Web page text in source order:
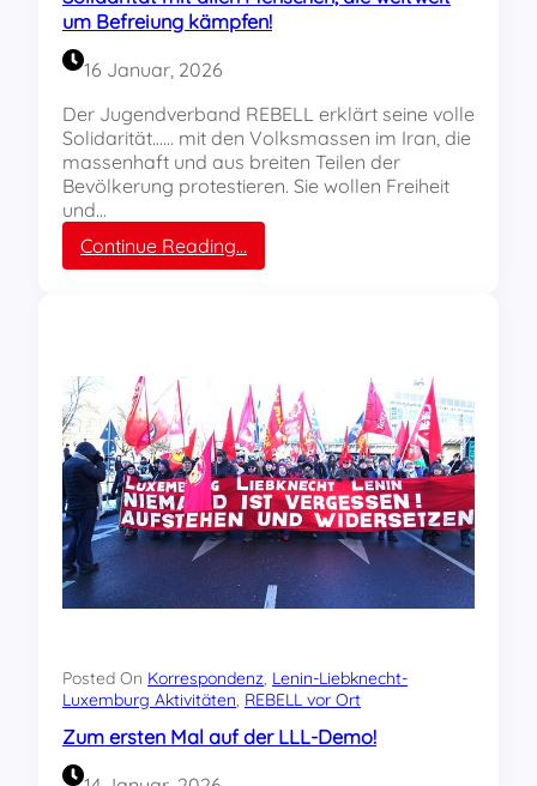
n
e
e
2
0
2
6
um Befreiung kämpfen!
16 Januar, 2026
Der Jugendverband REBELL erklärt seine volle
Solidarität…… mit den Volksmassen im Iran, die
massenhaft und aus breiten Teilen der
Bevölkerung protestieren. Sie wollen Freiheit
und…
Continue Reading…
S
a
r
i
t
ä
t
m
i
a
e
n
M
e
Posted On Korrespondenz, Lenin-Liebknecht-
Luxemburg Aktivitäten, REBELL vor Ort
Zum ersten Mal auf der LLL-Demo!